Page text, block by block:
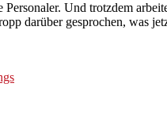
Und trotzdem
darüber gesprochen, was